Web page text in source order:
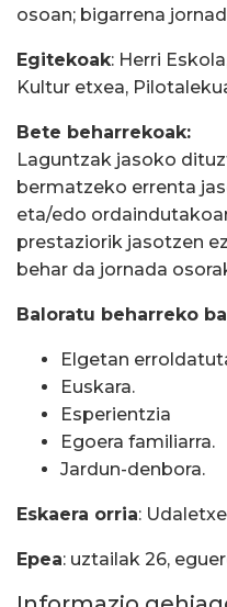
osoan; bigarrena
Egitekoak: Herri
Kultur etxea,
Bete beharrekoak:
Laguntzak jasoko
bermatzeko errenta
eta/edo
prestaziorik jasotzen
behar da jornada
Baloratu beharreko
Elgetan
Euskara.
Esperientzia
Egoera familiarra.
Jardun-denbora.
Eskaera orria:
Epea: uztailak 26,